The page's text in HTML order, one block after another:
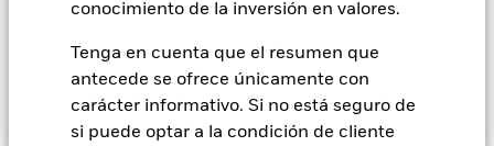
conocimiento de la inversión en valores.
Tenga en cuenta que el resumen que
antecede se ofrece únicamente con
carácter informativo. Si no está seguro de
si puede optar a la condición de cliente
de valores no incrementa los costes de funcionamiento del
Mostrar menos
BGF ESG Emerging Markets Blended Bond Fund